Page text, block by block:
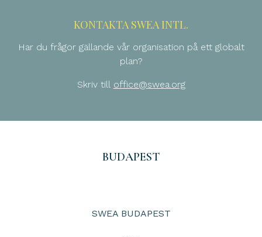
KONTAKTA SWEA INTL.
Har du frågor gällande vår organisation på ett globalt
plan?
Skriv till office@swea.org
BUDAPEST
SWEA BUDAPEST